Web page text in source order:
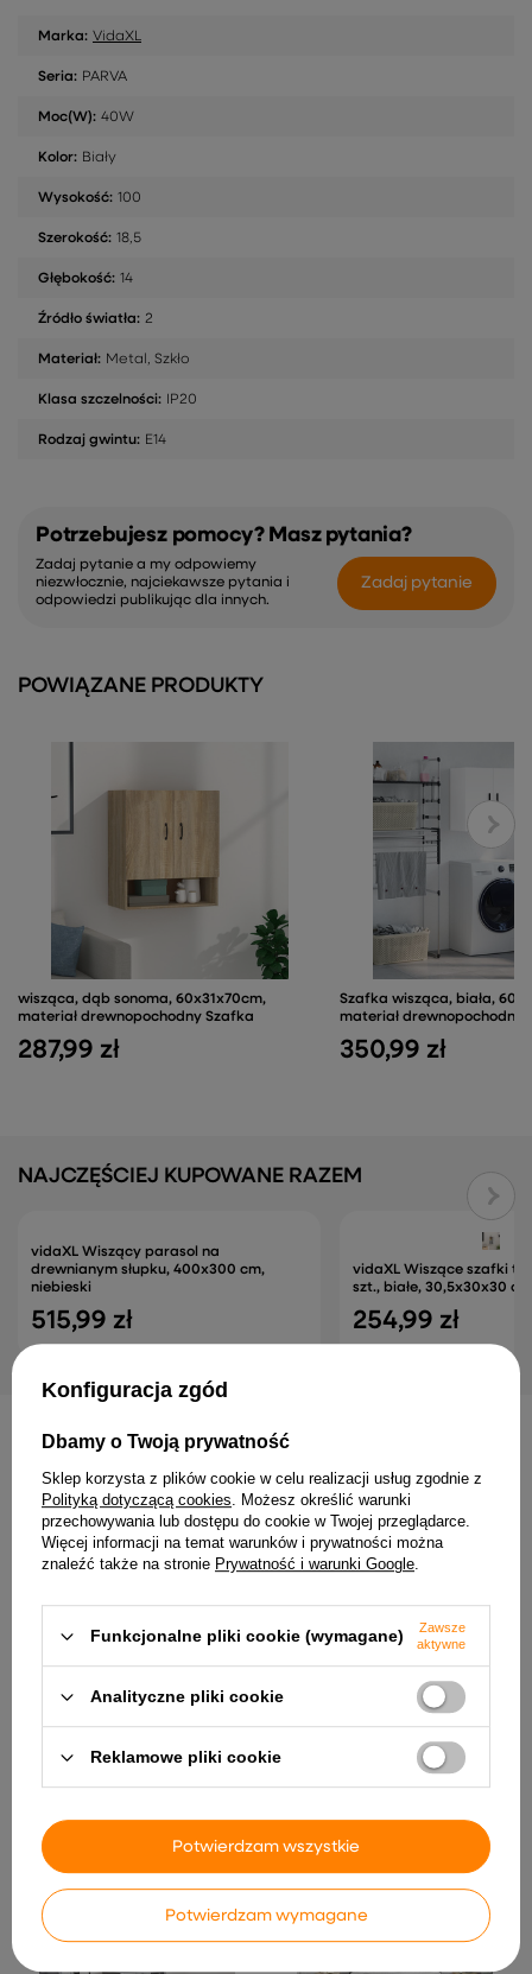
Marka: VidaXL
Seria: PARVA
Moc(W): 40W
Kolor: Biały
Wysokość: 100
Szerokość: 18,5
Głębokość: 14
Źródło światła: 2
Materiał: Metal, Szkło
Klasa szczelności: IP20
Rodzaj gwintu: E14
Potrzebujesz pomocy? Masz pytania?
Zadaj pytanie a my odpowiemy
niezwłocznie, najciekawsze pytania i
odpowiedzi publikując dla innych.
Zadaj pytanie
POWIĄZANE PRODUKTY
wisząca, dąb sonoma, 60x31x70cm,
materiał drewnopochodny Szafka
287,99 zł
Szafka wisząca, biała,
materiał drewnopochodny
350,99 zł
NAJCZĘŚCIEJ KUPOWANE RAZEM
vidaXL Wiszący parasol na
drewnianym słupku, 400x300 cm,
niebieski
515,99 zł
vidaXL Wiszące szafki
szt., białe, 30,5x30x30 cm
254,99 zł
INNE PRODUKTY PRODUCENTA
vidaXL Wiszące szafki
50x36x47 cm
173,99 zł
Wiszący parasol z
lampkami LED i słupkiem,
antracytowy, 300 cm
1 255,99 zł
Konfiguracja zgód
Dbamy o Twoją prywatność
Sklep korzysta z plików cookie w celu realizacji usług zgodnie z
Polityką dotyczącą cookies. Możesz określić warunki
przechowywania lub dostępu do cookie w Twojej przeglądarce.
Więcej informacji na temat warunków i prywatności można
znaleźć także na stronie Prywatność i warunki Google.
Funkcjonalne pliki cookie (wymagane)
Zawsze
aktywne
Analityczne pliki cookie
Reklamowe pliki cookie
Potwierdzam wymagane
Potwierdzam wszystkie